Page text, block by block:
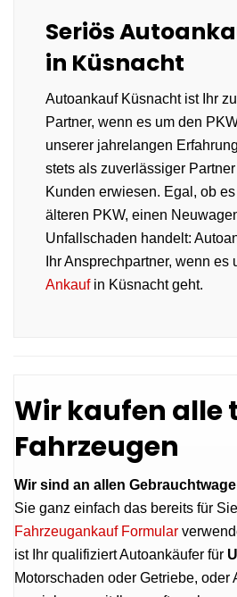
Seriös
in Küsnacht
Autoankauf Küsnacht ist Ihr
Partner, wenn es um den
unserer jahrelangen
stets als zuverlässiger
Kunden erwiesen. Egal, ob
älteren PKW, einen
Unfallschaden handelt:
Ihr Ansprechpartner, wenn es
Ankaufin Küsnacht geht.
Wir kaufen alle
Fahrzeugen
Wir sind an allen
Sie ganz einfach das bereits für
Fahrzeugankauf Formular
ist Ihr qualifiziert Autoankäufer für
Motorschaden oder Getriebe, oder